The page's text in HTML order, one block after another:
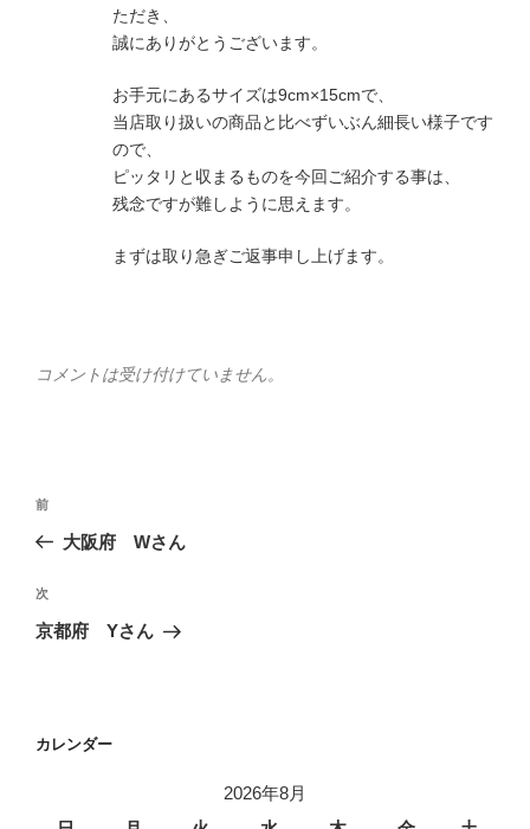
ただき、
誠にありがとうございます。
お手元にあるサイズは9cm×15cmで、
当店取り扱いの商品と比べずいぶん細長い様子です
ので、
ピッタリと収まるものを今回ご紹介する事は、
残念ですが難しように思えます。
まずは取り急ぎご返事申し上げます。
コメントは受け付けていません。
投
ナ
ビ
ゲ
ン
前
の
稿
前
大阪府 Wさん
次
の
次
京都府 Yさん
カレンダー
2026年8月